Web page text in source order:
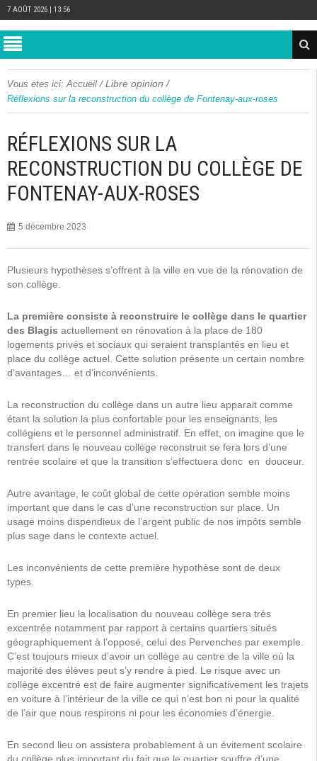
7 AOÛT 2026 | 13:56
Vous etes ici: Accueil /Libre opinion /
Réflexions sur la reconstruction du collège de Fontenay-aux-roses
RÉFLEXIONS SUR LA
RECONSTRUCTION DU COLLÈGE DE
FONTENAY-AUX-ROSES
5 décembre 2023
Plusieurs hypothèses s’offrent à la ville en vue de la rénovation de
son collège.
La première consiste à reconstruire le collège dans le quartier
des Blagis actuellement en rénovation à la place de 180
logements privés et sociaux qui seraient transplantés en lieu et
place du collège actuel. Cette solution présente un certain nombre
d’avantages… et d’inconvénients.
La reconstruction du collège dans un autre lieu apparait comme
étant la solution la plus confortable pour les enseignants, les
collégiens et le personnel administratif. En effet, on imagine que le
transfert dans le nouveau collège reconstruit se fera lors d’une
rentrée scolaire et que la transition s’effectuera donc en douceur.
Autre avantage, le coût global de cette opération semble moins
important que dans le cas d’une reconstruction sur place. Un
usage moins dispendieux de l’argent public de nos impôts semble
plus sage dans le contexte actuel.
Les inconvénients de cette première hypothèse sont de deux
types.
En premier lieu la localisation du nouveau collège sera très
excentrée notamment par rapport à certains quartiers situés
géographiquement à l’opposé, celui des Pervenches par exemple.
C’est toujours mieux d’avoir un collège au centre de la ville où la
majorité des élèves peut s’y rendre à pied. Le risque avec un
collège excentré est de faire augmenter significativement les trajets
en voiture à l’intérieur de la ville ce qui n’est bon ni pour la qualité
de l’air que nous respirons ni pour les économies d’énergie.
En second lieu on assistera probablement à un évitement scolaire